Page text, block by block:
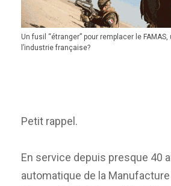
Un fusil “étranger” pour remplacer le FAMAS,
l’industrie française?
Petit rappel.
En service depuis presque 40
automatique de la